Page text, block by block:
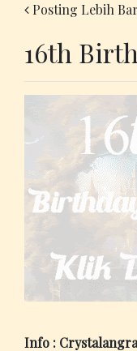
Posting Lebih
16th
Info :